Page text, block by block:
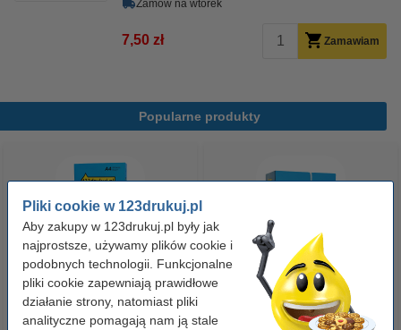
Pliki cookie w 123drukuj.pl
Aby zakupy w 123drukuj.pl były jak
najprostsze, używamy plików cookie i
podobnych technologii. Funkcjonalne
pliki cookie zapewniają prawidłowe
działanie strony, natomiast pliki
analityczne pomagają nam ją stale
Zamów na wtorek
7,50 zł Zamawiam
Popularne produkty
Papier ksero A4 80 g/m2 (500
szt.), 123drukuj
Papier ksero A4 80 g/m2 (2500
szt.), 123drukuj (5 ryz)